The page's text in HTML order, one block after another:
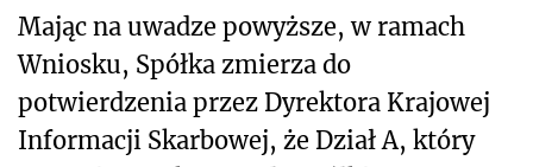
Mając na uwadze powyższe, w ramach
Wniosku, Spółka zmierza do
potwierdzenia przez Dyrektora Krajowej
Informacji Skarbowej, że Dział A, który